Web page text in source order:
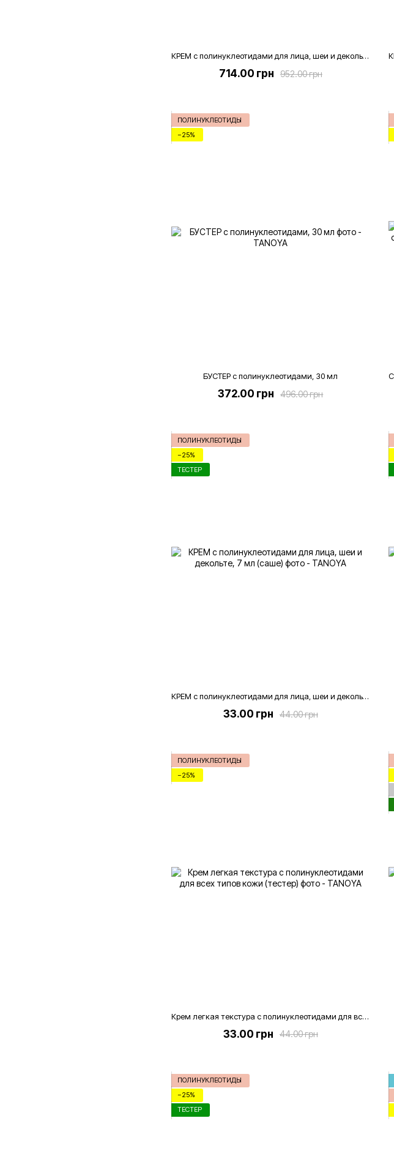
КРЕМ с полинуклеотидами для лица, шеи и декольте [проф], 100 мл
952.00 грн
714.00 грн
ПОЛИНУКЛЕОТИДЫ
−25%
БУСТЕР с полинуклеотидами, 30 мл
496.00 грн
372.00 грн
ПОЛИНУКЛЕОТИДЫ
−25%
ТЕСТЕР
КРЕМ с полинуклеотидами для лица, шеи и декольте, 4 мл (тестер)
44.00 грн
33.00 грн
ПОЛИНУКЛЕОТИДЫ
−25%
Крем легкая текстура с полинуклеотидами для всех типов кожи (тестер), 4 мл.
44.00 грн
33.00 грн
ПОЛИНУКЛЕОТИДЫ
−25%
ТЕСТЕР